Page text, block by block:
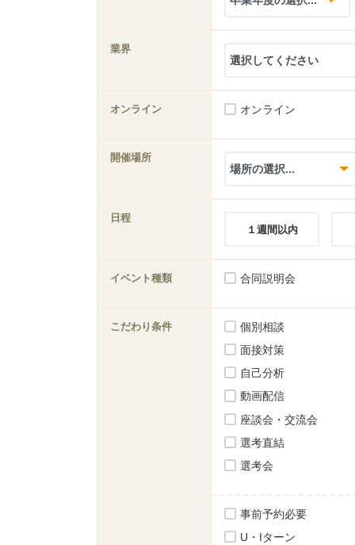
業界
オンライン オンライン
開催場所
日程
１週間以内
イベント種類 合同説明会
こだわり条件 個別相談
面接対策
自己分析
動画配信
座談会・交流会
選考直結
選考会
事前予約必要
U・Iターン